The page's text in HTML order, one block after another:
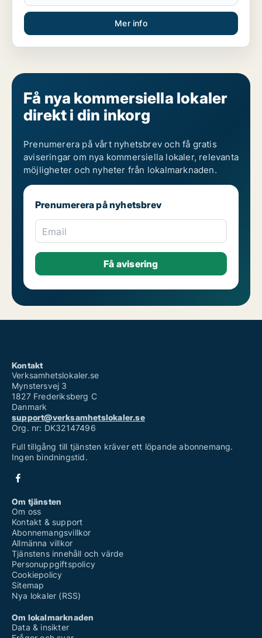
Mer info
Få nya kommersiella lokaler
direkt i din inkorg
Prenumerera på vårt nyhetsbrev och få gratis
aviseringar om nya kommersiella lokaler, relevanta
möjligheter och nyheter från lokalmarknaden.
Prenumerera på nyhetsbrev
Email
Kontakt
Verksamhetslokaler.se
Mynstersvej 3
1827 Frederiksberg C
Danmark
support@verksamhetslokaler.se
Org. nr: DK32147496
Full tillgång till tjänsten kräver ett löpande abonnemang.
Ingen bindningstid.
Om tjänsten
Om oss
Kontakt & support
Abonnemangsvillkor
Allmänna villkor
Tjänstens innehåll och värde
Personuppgiftspolicy
Cookiepolicy
Sitemap
Nya lokaler (RSS)
Om lokalmarknaden
Data & insikter